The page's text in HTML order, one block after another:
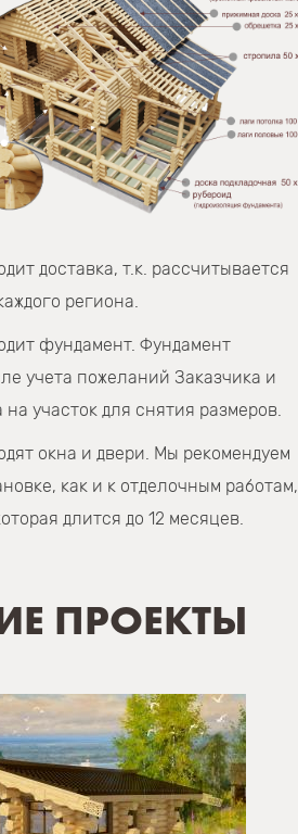
доставка, т.к. рассчитывается
региона.
фундамент. Фундамент
учета пожеланий Заказчика и
участок для снятия размеров.
окна и двери. Мы рекомендуем
как и к отделочным работам,
длится до 12 месяцев.
ПРОЕКТЫ